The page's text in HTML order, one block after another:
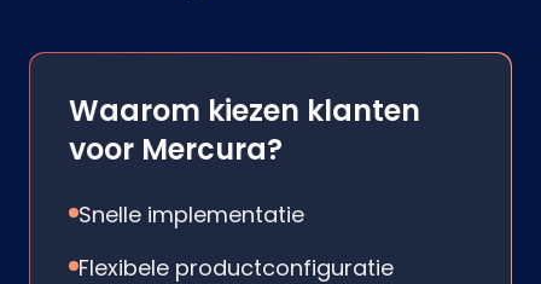
Waarom kiezen klanten
voor Mercura?
Snelle implementatie
Flexibele productconfiguratie